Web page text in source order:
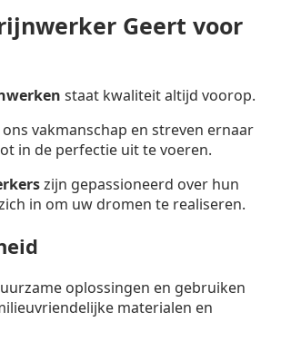
Geert voor
staat kwaliteit altijd voorop.
vakmanschap en streven ernaar
in de perfectie uit te voeren.
zijn gepassioneerd over hun
in om uw dromen te realiseren.
oplossingen en gebruiken
materialen en